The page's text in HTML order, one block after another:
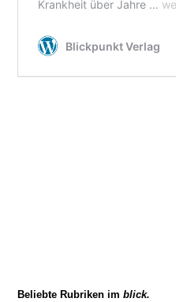
Beliebte Rubriken im blick.